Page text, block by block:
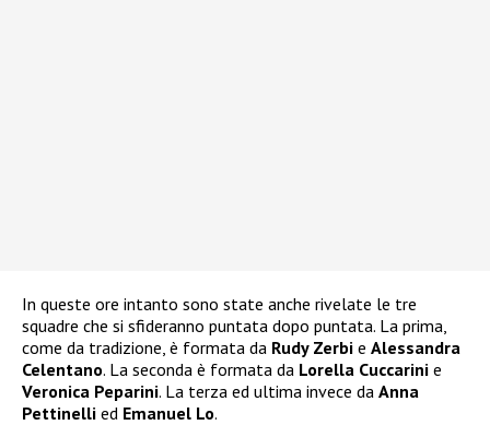
In queste ore intanto sono state anche rivelate le tre
squadre che si sfideranno puntata dopo puntata. La prima,
come da tradizione, è formata da Rudy Zerbi e Alessandra
Celentano. La seconda è formata da Lorella Cuccarini e
Veronica Peparini. La terza ed ultima invece da Anna
Pettinelli ed Emanuel Lo.